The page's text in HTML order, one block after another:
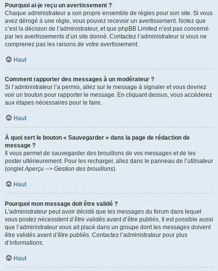
Pourquoi ai-je reçu un avertissement ?
Chaque administrateur a son propre ensemble de règles pour son site. Si vous
avez dérogé à une règle, vous pouvez recevoir un avertissement. Notez que
c’est la décision de l’administrateur, et que phpBB Limited n’est pas concerné
par les avertissements d’un site donné. Contactez l’administrateur si vous ne
comprenez pas les raisons de votre avertissement.
Haut
Comment rapporter des messages à un modérateur ?
Si l’administrateur l’a permis, allez sur le message à signaler et vous devriez
voir un bouton pour rapporter le message. En cliquant dessus, vous accéderez
aux étapes nécessaires pour le faire.
Haut
À quoi sert le bouton « Sauvegarder » dans la page de rédaction de
message ?
Il vous permet de sauvegarder des brouillons de vos messages et de les
poster ultérieurement. Pour les recharger, allez dans le panneau de l’utilisateur
(ongletAperçu --> Gestion des brouillons).
Haut
Pourquoi mon message doit être validé ?
L’administrateur peut avoir décidé que les messages du forum dans lequel
vous postez nécessitent d’être validés avant d’être publiés. Il est possible aussi
que l’administrateur vous ait placé dans un groupe dont les messages doivent
être validés avant d’être publiés. Contactez l’administrateur pour plus
d’informations.
Haut